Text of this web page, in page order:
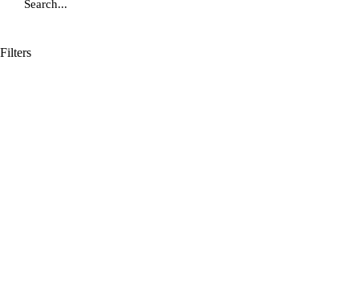
Filters